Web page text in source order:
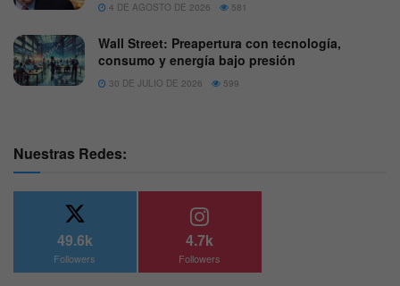
4 DE AGOSTO DE 2026 581
Wall Street: Preapertura con tecnología,
consumo y energía bajo presión
30 DE JULIO DE 2026 599
Nuestras Redes:
49.6k
Followers
4.7k
Followers